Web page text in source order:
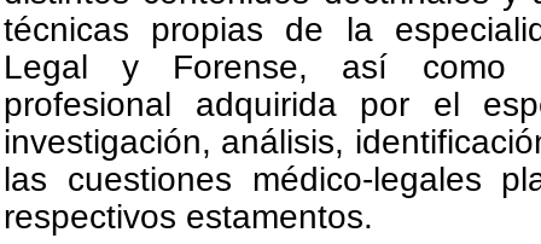
técnicas propias de la
Legal y Forense, así como
profesional adquirida por el
investigación, análisis,
las cuestiones médico-legales
respectivos estamentos.